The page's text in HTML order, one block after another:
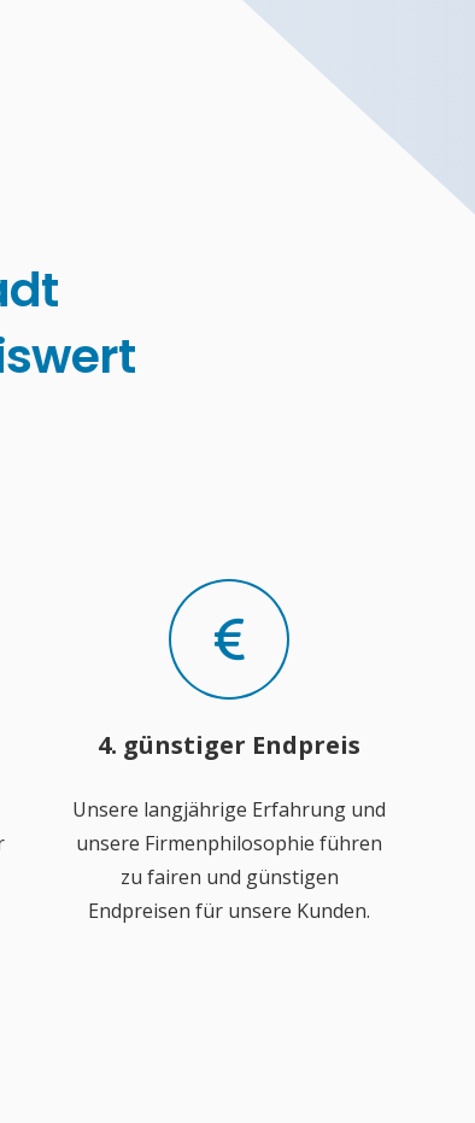
4. günstiger Endpreis
Unsere langjährige Erfahrung und
unsere Firmenphilosophie führen
zu fairen und günstigen
Endpreisen für unsere Kunden.